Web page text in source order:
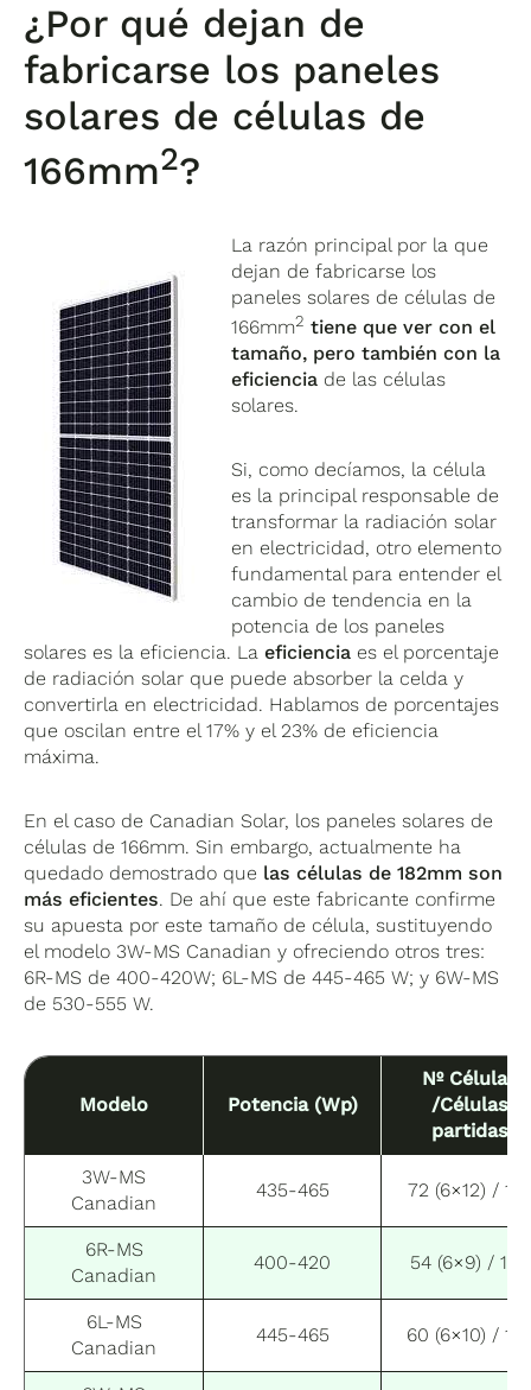
¿Por qué dejan de
fabricarse los paneles
solares de células de
166mm2?
La razón principal por la que
dejan de fabricarse los
paneles solares de células de
166mm2 tiene que ver con el
tamaño, pero también con la
eficienciade las células
solares.
Si, como decíamos, la célula
es la principal responsable de
transformar la radiación solar
en electricidad, otro elemento
fundamental para entender el
cambio de tendencia en la
potencia de los paneles
solares es la eficiencia. Laeficiencia es el porcentaje
de radiación solar que puede absorber la celda y
convertirla en electricidad. Hablamos de porcentajes
que oscilan entre el 17% y el 23% de eficiencia
máxima.
En el caso de Canadian Solar, los paneles solares de
células de 166mm. Sin embargo, actualmente ha
quedado demostrado que las células de 182mm son
más eficientes. De ahí que este fabricante confirme
su apuesta por este tamaño de célula, sustituyendo
el modelo 3W-MS Canadian y ofreciendo otros tres:
6R-MS de 400-420W; 6L-MS de 445-465 W; y 6W-MS
de 530-555 W.
Modelo Potencia (Wp)
Nº Células
/Células
partidas
3W-MS
Canadian
435-465 72 (6×12) /
6R-MS
Canadian
400-420 54 (6×9) / 108
6L-MS
Canadian
445-465 60 (6×10) /